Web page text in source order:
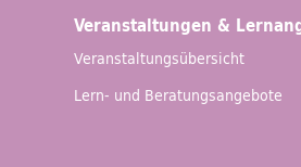
Veranstaltungen &
Veranstaltungsübersicht
Lern- und Beratungsangebote